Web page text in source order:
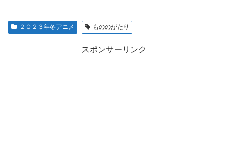
２０２３年冬アニメ もののがたり
スポンサーリンク